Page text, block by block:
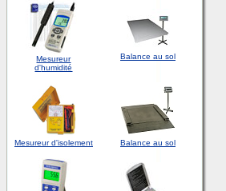
Mesureur
d'humidité
Balance au sol
Mesureur d'isolement Balance au sol